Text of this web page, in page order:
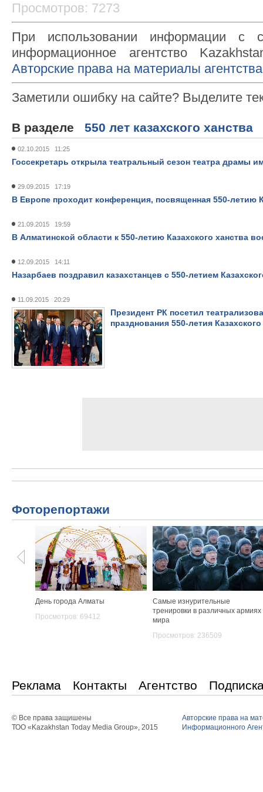
Просмотров: 7273
При использовании информации с
информационное агентство
Авторские права на материалы
Заметили ошибку на сайте? Выделите
В разделе 550 лет казахского ханства
02.10.2015 11:25
Госсекретарь открыла театральный сезон театра драмы
29.09.2015 17:19
В Европе проходит конференция, посвященная 550-летию
21.09.2015 19:59
В Алматинской области к 550-летию Казахского ханства
12.09.2015 14:11
Назарбаев поздравил казахстанцев с 550-летием
11.09.2015 20:29
Президент РК посетил
празднования 550-летия
Фоторепортажи
День города Алматы
Просмотров: 69412
Самые изнурительные
тренировки в различных армиях
мира
Просмотров: 236509
Реклама Контакты Агентство
© Все права защишены
ТОО «Kazakhstan Today Media Group», 2015
Авторские права на
Информационного